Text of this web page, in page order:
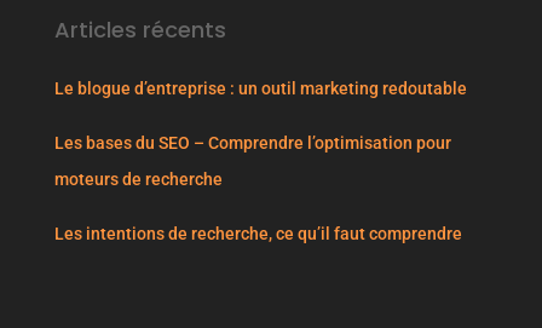
Articles récents
Le blogue d’entreprise : un outil marketing redoutable
Les bases du SEO – Comprendre l’optimisation pour
moteurs de recherche
Les intentions de recherche, ce qu’il faut comprendre